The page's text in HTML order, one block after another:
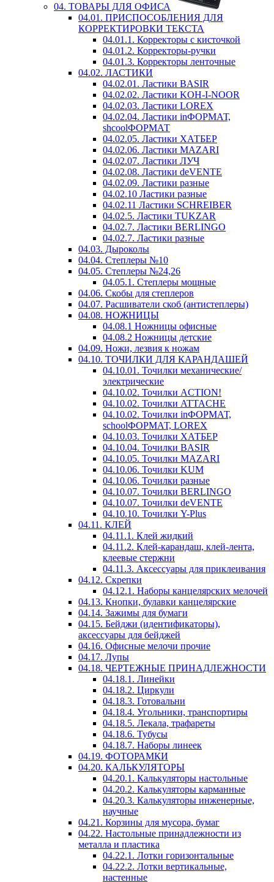
04. ТОВАРЫ ДЛЯ ОФИСА
04.01. ПРИСПОСОБЛЕНИЯ ДЛЯ
КОРРЕКТИРОВКИ ТЕКСТА
04.01.1. Корректоры с кисточкой
04.01.2. Корректоры-ручки
04.01.3. Корректоры ленточные
04.02. ЛАСТИКИ
04.02.01. Ластики BASIR
04.02.02. Ластики KOH-I-NOOR
04.02.03. Ластики LOREX
04.02.04. Ластики inФОРМАТ,
shcoolФОРМАТ
04.02.05. Ластики ХАТБЕР
04.02.06. Ластики MAZARI
04.02.07. Ластики ЛУЧ
04.02.08. Ластики deVENTE
04.02.09. Ластики разные
04.02.10 Ластики разные
04.02.11 Ластики SCHREIBER
04.02.5. Ластики TUKZAR
04.02.7. Ластики BERLINGO
04.02.7. Ластики разные
04.03. Дыроколы
04.04. Степлеры №10
04.05. Степлеры №24,26
04.05.1. Степлеры мощные
04.06. Скобы для степлеров
04.07. Расшиватели скоб (антистеплеры)
04.08. НОЖНИЦЫ
04.08.1 Ножницы офисные
04.08.2 Ножницы детские
04.09. Ножи, лезвия к ножам
04.10. ТОЧИЛКИ ДЛЯ КАРАНДАШЕЙ
04.10.01. Точилки механические/
электрические
04.10.02. Точилки ACTION!
04.10.02. Точилки ATTACHE
04.10.02. Точилки inФОРМАТ,
schoolФОРМАТ, LOREX
04.10.03. Точилки ХАТБЕР
04.10.04. Точилки BASIR
04.10.05. Точилки MAZARI
04.10.06. Точилки KUM
04.10.06. Точилки разные
04.10.07. Точилки BERLINGO
04.10.07. Точилки deVENTE
04.10.10. Точилки Y-Plus
04.11. КЛЕЙ
04.11.1. Клей жидкий
04.11.2. Клей-карандаш, клей-лента,
клеевые стержни
04.11.3. Аксессуары для приклеивания
04.12. Скрепки
04.12.1. Наборы канцелярских мелочей
04.13. Кнопки, булавки канцелярские
04.14. Зажимы для бумаги
04.15. Бейджи (идентификаторы),
аксессуары для бейджей
04.16. Офисные мелочи прочие
04.17. Лупы
04.18. ЧЕРТЕЖНЫЕ ПРИНАДЛЕЖНОСТИ
04.18.1. Линейки
04.18.2. Циркули
04.18.3. Готовальни
04.18.4. Угольники, транспортиры
04.18.5. Лекала, трафареты
04.18.6. Тубусы
04.18.7. Наборы линеек
04.19. ФОТОРАМКИ
04.20. КАЛЬКУЛЯТОРЫ
04.20.1. Калькуляторы настольные
04.20.2. Калькуляторы карманные
04.20.3. Калькуляторы инженерные,
научные
04.21. Корзины для мусора, бумаг
04.22. Настольные принадлежности из
металла и пластика
04.22.1. Лотки горизонтальные
04.22.2. Лотки вертикальные,
настенные